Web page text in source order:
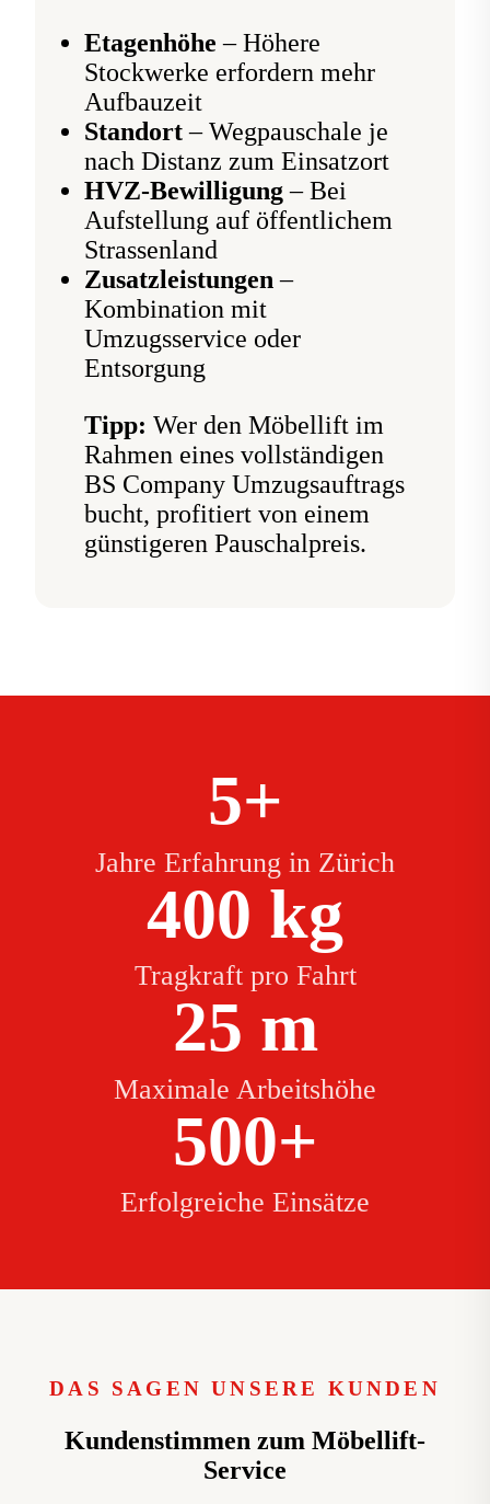
Etagenhöhe – Höhere
Stockwerke erfordern mehr
Aufbauzeit
Standort– Wegpauschale je
nach Distanz zum Einsatzort
HVZ-Bewilligung– Bei
Aufstellung auf öffentlichem
Strassenland
Zusatzleistungen –
Kombination mit
Umzugsservice oder
Entsorgung
Tipp: Wer den Möbellift im
Rahmen eines vollständigen
BS Company Umzugsauftrags
bucht, profitiert von einem
günstigeren Pauschalpreis.
5+
Jahre Erfahrung in Zürich
400 kg
Tragkraft pro Fahrt
25 m
Maximale Arbeitshöhe
500+
Erfolgreiche Einsätze
DAS SAGEN UNSERE KUNDEN
Kundenstimmen zum Möbellift-
Service